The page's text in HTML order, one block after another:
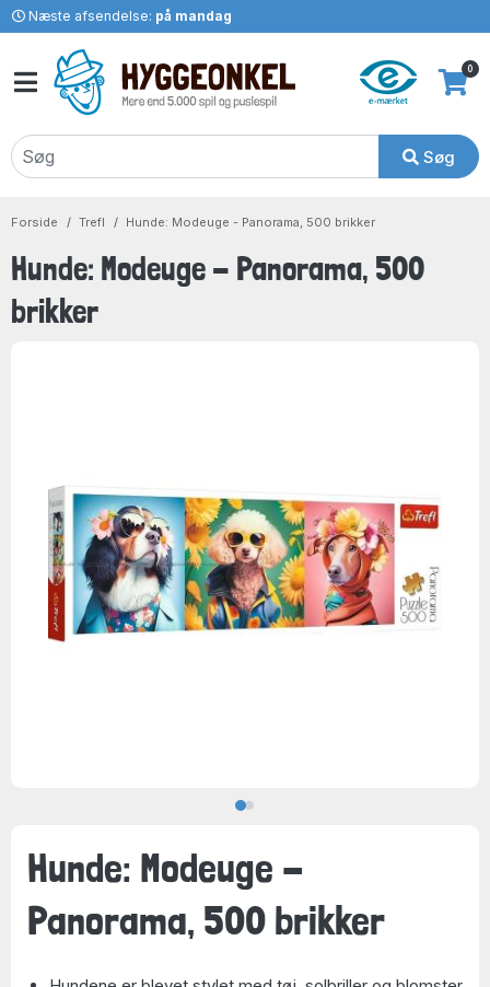
Næste afsendelse: på mandag
Søg
0
Forside Trefl Hunde: Modeuge - Panorama, 500 brikker
Hunde: Modeuge - Panorama, 500
brikker
Hunde: Modeuge -
Panorama, 500 brikker